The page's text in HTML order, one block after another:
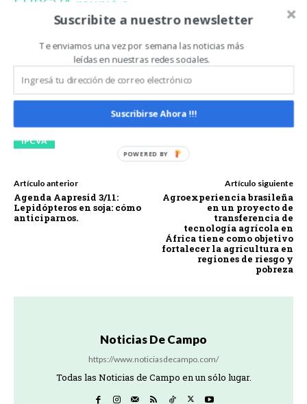
400 productores
campo en Entre
Ríos
CARNE SUSTENTABLE
IPCVA
Artículo anterior
Agenda Aapresid 3/11:
Lepidópteros en soja: cómo
anticiparnos.
Artículo siguiente
Agroexperiencia brasileña
en un proyecto de
transferencia de
tecnología agrícola en
África tiene como objetivo
fortalecer la agricultura en
regiones de riesgo y
pobreza
Noticias De Campo
https://www.noticiasdecampo.com/
Todas las Noticias de Campo en un sólo lugar.
Suscribite a nuestro newsletter
Te enviamos una vez por semana las noticias más
leídas en nuestras redes sociales.
Suscribirse Ahora !!!